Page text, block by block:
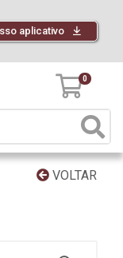
aplicativo
0
VOLTAR